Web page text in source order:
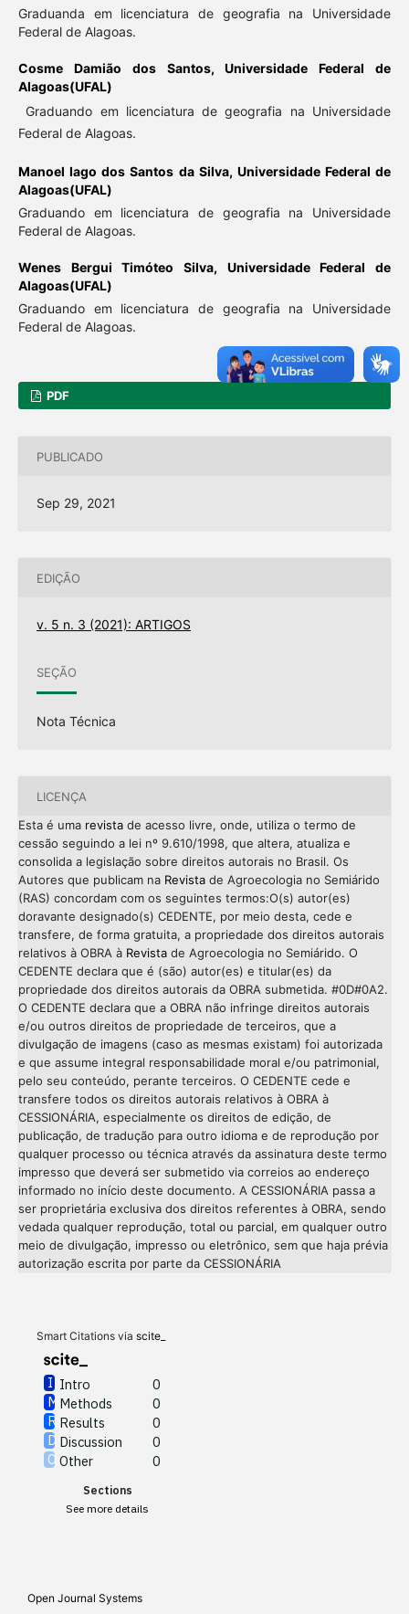
Graduanda em licenciatura de geografia na Universidade
Federal de Alagoas.
Cosme Damião dos Santos,Universidade Federal de
Alagoas(UFAL)
Graduando em licenciatura de geografia na Universidade
Federal de Alagoas.
Manoel Iago dos Santos da Silva, Universidade Federal de
Alagoas(UFAL)
Graduando em licenciatura de geografia na Universidade
Federal de Alagoas.
Wenes Bergui Timóteo Silva, Universidade Federal de
Alagoas(UFAL)
Graduando em licenciatura de geografia na Universidade
Federal de Alagoas.
PDF
PUBLICADO
Sep 29, 2021
EDIÇÃO
v. 5 n. 3 (2021): ARTIGOS
SEÇÃO
Nota Técnica
LICENÇA
Esta é uma revistade acesso livre, onde, utiliza o termo de
cessão seguindo a lei nº 9.610/1998, que altera, atualiza e
consolida a legislação sobre direitos autorais no Brasil. Os
Autores que publicam na Revistade Agroecologia no Semiárido
(RAS) concordam com os seguintes termos:O(s) autor(es)
doravante designado(s) CEDENTE, por meio desta, cede e
transfere, de forma gratuita, a propriedade dos direitos autorais
relativos à OBRA à Revistade Agroecologia no Semiárido. O
CEDENTE declara que é (são) autor(es) e titular(es) da
propriedade dos direitos autorais da OBRA submetida. #0D#0A2.
O CEDENTE declara que a OBRA não infringe direitos autorais
e/ou outros direitos de propriedade de terceiros, que a
divulgação de imagens (caso as mesmas existam) foi autorizada
e que assume integral responsabilidade moral e/ou patrimonial,
pelo seu conteúdo, perante terceiros. O CEDENTE cede e
transfere todos os direitos autorais relativos à OBRA à
CESSIONÁRIA, especialmente os direitos de edição, de
publicação, de tradução para outro idioma e de reprodução por
qualquer processo ou técnica através da assinatura deste termo
impresso que deverá ser submetido via correios ao endereço
informado no início deste documento. A CESSIONÁRIA passa a
ser proprietária exclusiva dos direitos referentes à OBRA, sendo
vedada qualquer reprodução, total ou parcial, em qualquer outro
meio de divulgação, impresso ou eletrônico, sem que haja prévia
autorização escrita por parte da CESSIONÁRIA
Smart Citations via scite_
Intro
0
Methods
0
Results
0
Discussion
0
Other
0
Sections
See more details
Intro
Open Journal Systems